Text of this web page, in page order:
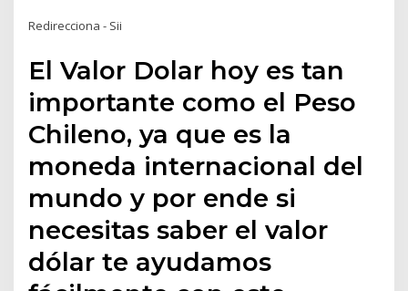
Redirecciona - Sii
El Valor Dolar hoy es tan
importante como el Peso
Chileno, ya que es la
moneda internacional del
mundo y por ende si
necesitas saber el valor
dólar te ayudamos